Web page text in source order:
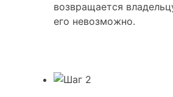
возвращается
его невозможно.